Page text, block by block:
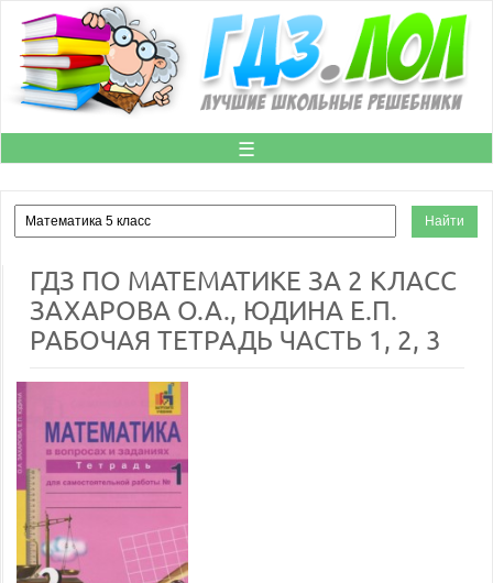
☰
ГДЗ ПО МАТЕМАТИКЕ ЗА 2 КЛАСС
ЗАХАРОВА О.А., ЮДИНА Е.П.
РАБОЧАЯ ТЕТРАДЬ ЧАСТЬ 1, 2, 3